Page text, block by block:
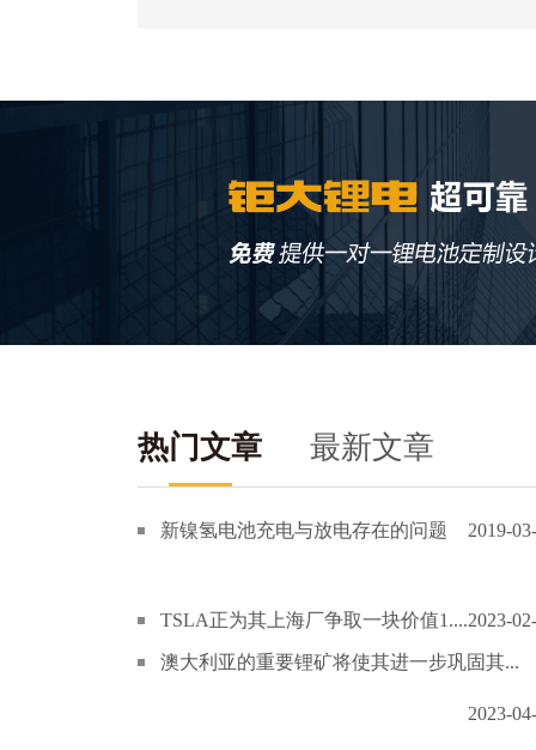
热门文章 最新文章
新镍氢电池充电与放电存在的问题 2019-
TSLA正为其上海厂争取一块价值1....2023-
澳大利亚的重要锂矿将使其进一步巩固其...
2023-